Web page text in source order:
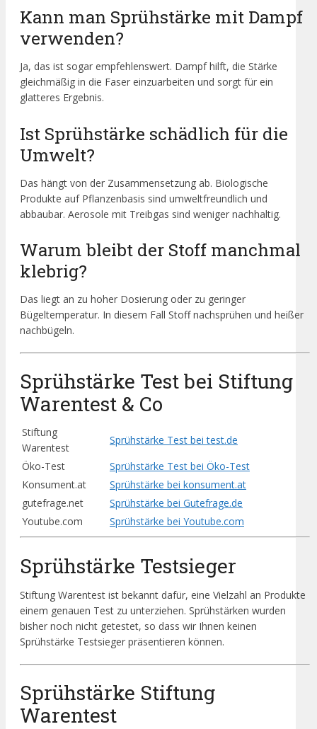
Kann man Sprühstärke mit Dampf
verwenden?
Ja, das ist sogar empfehlenswert. Dampf hilft, die Stärke
gleichmäßig in die Faser einzuarbeiten und sorgt für ein
glatteres Ergebnis.
Ist Sprühstärke schädlich für die
Umwelt?
Das hängt von der Zusammensetzung ab. Biologische
Produkte auf Pflanzenbasis sind umweltfreundlich und
abbaubar. Aerosole mit Treibgas sind weniger nachhaltig.
Warum bleibt der Stoff manchmal
klebrig?
Das liegt an zu hoher Dosierung oder zu geringer
Bügeltemperatur. In diesem Fall Stoff nachsprühen und heißer
nachbügeln.
Sprühstärke Test bei Stiftung
Warentest & Co
Stiftung
Warentest
Sprühstärke Test bei test.de
Öko-Test
Sprühstärke Test bei Öko-Test
Konsument.at
Sprühstärke bei konsument.at
gutefrage.net
Sprühstärke bei Gutefrage.de
Youtube.com
Sprühstärke bei Youtube.com
Sprühstärke Testsieger
Stiftung Warentest ist bekannt dafür, eine Vielzahl an Produkte
einem genauen Test zu unterziehen. Sprühstärken wurden
bisher noch nicht getestet, so dass wir Ihnen keinen
Sprühstärke Testsieger präsentieren können.
Sprühstärke Stiftung
Warentest